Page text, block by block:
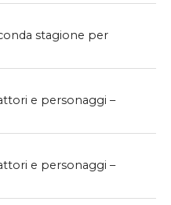
stagione per
e personaggi –
e personaggi –